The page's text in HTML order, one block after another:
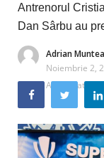
Politică/
Sport
Cultură/Religie
Timp liber/
Antrenorul
Dan Sârbu au
Adrian
Noiembrie 2,
Actualizat: